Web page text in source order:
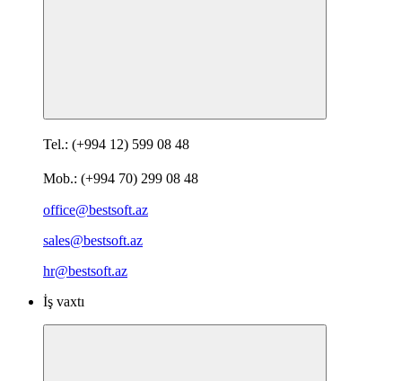
Tel.: (+994 12) 599 08 48
Mob.: (+994 70) 299 08 48
office@bestsoft.az
sales@bestsoft.az
hr@bestsoft.az
İş vaxtı